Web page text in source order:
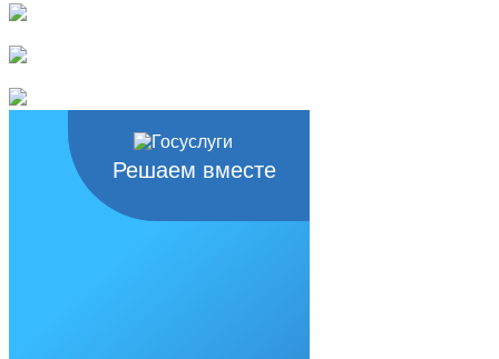
Решаем вместе